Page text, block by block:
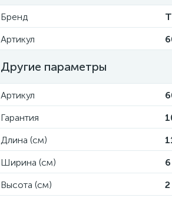
Бренд
Артикул
Другие параметры
Артикул
Гарантия
Длина (см)
Ширина (см)
6
Высота (см)
2